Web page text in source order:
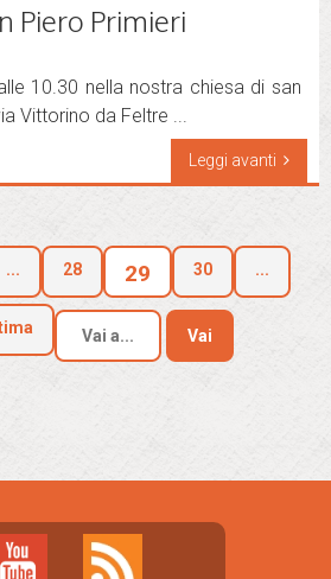
Piero Primieri
10.30 nella nostra chiesa di san
Vittorino da Feltre ...
Leggi avanti
... 28 29 30 ...
Vai